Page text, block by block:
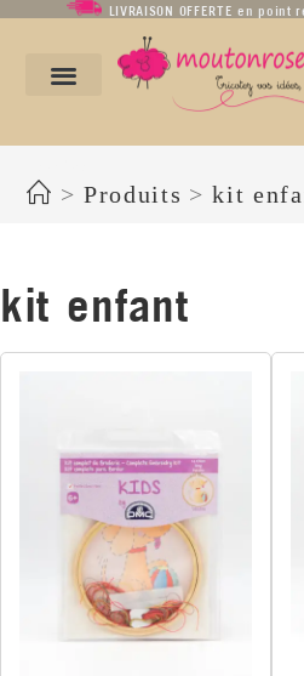
LIVRAISON OFFERTE en
> Produits > kit
kit enfant